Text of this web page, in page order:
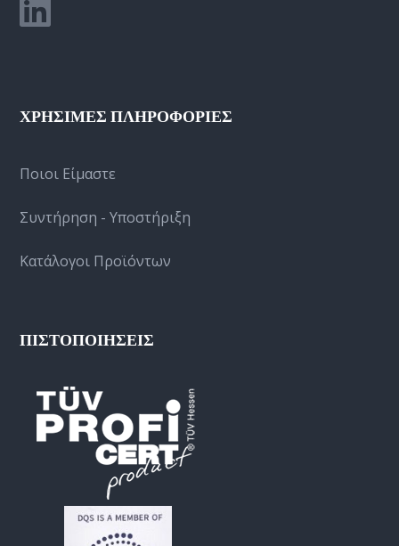
ΧΡΗΣΙΜΕΣ ΠΛΗΡΟΦΟΡΙΕΣ
Ποιοι Είμαστε
Συντήρηση - Υποστήριξη
Κατάλογοι Προϊόντων
ΠΙΣΤΟΠΟΙΗΣΕΙΣ